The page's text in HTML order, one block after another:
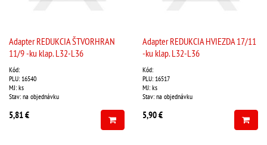
Adapter REDUKCIA ŠTVORHRAN
11/9 -ku klap. L32-L36
Kód:
PLU: 16540
MJ: ks
Stav: na objednávku
5,81 €
Adapter REDUKCIA HVIEZDA 17/11
-ku klap. L32-L36
Kód:
PLU: 16517
MJ: ks
Stav: na objednávku
5,90 €